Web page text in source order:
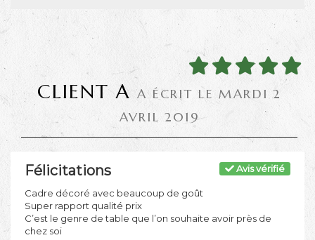
CLIENT A A ÉCRIT LE MARDI 2
AVRIL 2019
Avis vérifié
Félicitations
Cadre décoré avec beaucoup de goût
Super rapport qualité prix
C’est le genre de table que l’on souhaite avoir près de
chez soi